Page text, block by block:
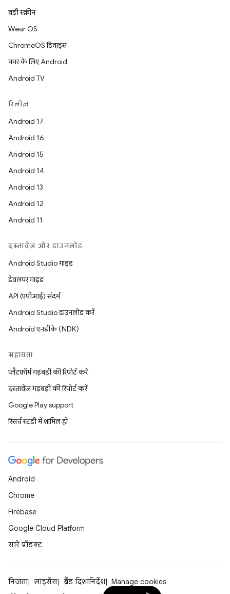
बड़ी स्क्रीन
Wear OS
ChromeOS डिवाइस
कार के लिए Android
Android TV
रिलीज़
Android 17
Android 16
Android 15
Android 14
Android 13
Android 12
Android 11
दस्तावेज़ और डाउनलोड
Android Studio गाइड
डेवलपर गाइड
API (एपीआई) संदर्भ
Android Studio डाउनलोड करें
Android एनडीके (NDK)
सहायता
प्लैटफ़ॉर्म गड़बड़ी की रिपोर्ट करें
दस्तावेज़ गड़बड़ी की रिपोर्ट करें
Google Play support
रिसर्च स्टडी में शामिल हों
Android
Chrome
Firebase
Google Cloud Platform
सारे प्रॉडक्ट
निजता लाइसेंस ब्रैंड दिशानिर्देश
Manage cookies